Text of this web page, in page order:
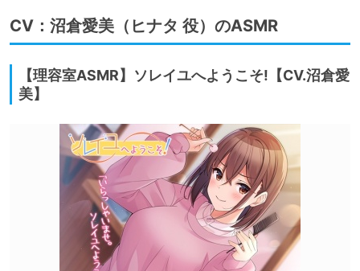
CV：沼倉愛美（ヒナタ 役）のASMR
【理容室ASMR】ソレイユへようこそ!【CV.沼倉愛
美】